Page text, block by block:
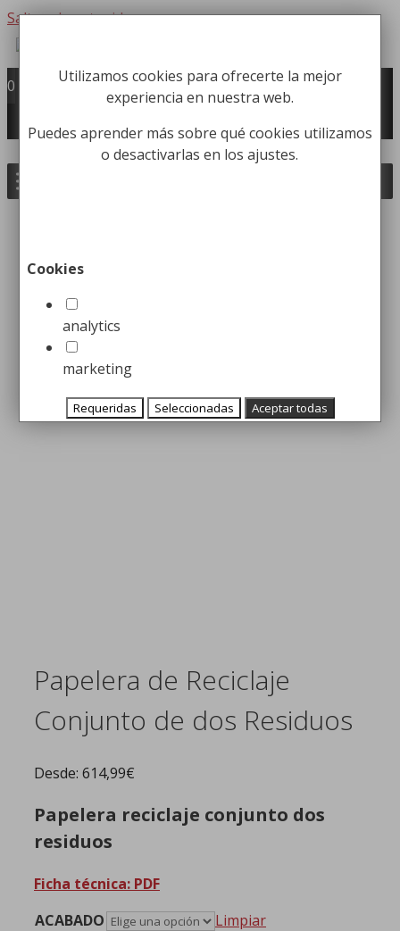
Saltar al contenido
Fabricación y comercialización de
equipamiento para la higiene industrial
Búsqueda de productos
0
Papelera de Reciclaje
Conjunto de dos Residuos
Desde: 614,99€
Papelera reciclaje conjunto dos
residuos
Ficha técnica: PDF
ACABADO
Limpiar
Utilizamos cookies para ofrecerte la mejor
experiencia en nuestra web.
Puedes aprender más sobre qué cookies utilizamos
o desactivarlas en los ajustes.
Cookies
analytics
marketing
Requeridas Seleccionadas Aceptar todas